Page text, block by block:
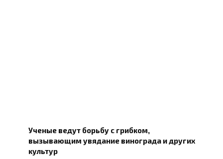
Ученые ведут борьбу с грибком,
вызывающим увядание винограда и других
культур